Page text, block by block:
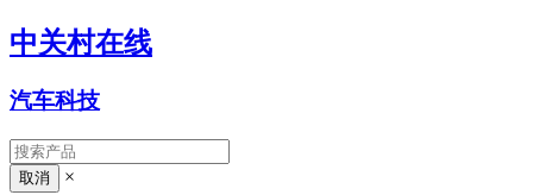
中关村在线
汽车科技
×